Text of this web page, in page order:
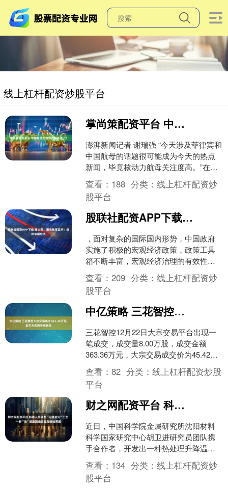
线上杠杆配资炒股平台
掌尚策配资平台 中国核动力航母的脚步近了？
澎湃新闻记者 谢瑞强 “今天涉及菲律宾和
中国航母的话题很可能成为今天的热点
新闻，毕竟核动力航母关注度高。”在国
防部例行记者会结束后，一位同行与记
者交流时第一句话....
查看： 188 分类：线上杠杆配资炒
股平台
股联社配资APP下载 韩文秀、潘功胜等发声！指路中国经济
，面对复杂的国际国内形势，中国政府
实施了积极的宏观经济政策，政策工具
箱不断丰富，宏观经济治理的有效性持
续提升，推动中国经济总量上了新台
阶，高质量发展取得了新成效....
查看：209 分类：线上杠杆配资炒
股平台
中亿策略 三花智控大宗交易成交363.36万元，卖方为机构专用席位
三花智控12月22日大宗交易平台出现一
笔成交，成交量8.00万股，成交金额
363.36万元，大宗交易成交价为45.42
元。该笔交易的买方营业部为中信证券
股份有限....
查看：82 分类：线上杠杆配资炒股
平台
财之网配资平台 科研人员研发“闪速退火”工艺 一秒“炼”就晶圆级高性能储能薄膜
近日，中国科学院金属研究所沈阳材料
科学国家研究中心胡卫进研究员团队携
手合作者，开发出一种热处理升降温速
率可达每秒1000摄氏度的“闪速退火”工
艺，成功制备出晶圆....
查看： 134 分类：线上杠杆配资炒
股平台